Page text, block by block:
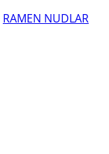
RAMEN NUDLAR